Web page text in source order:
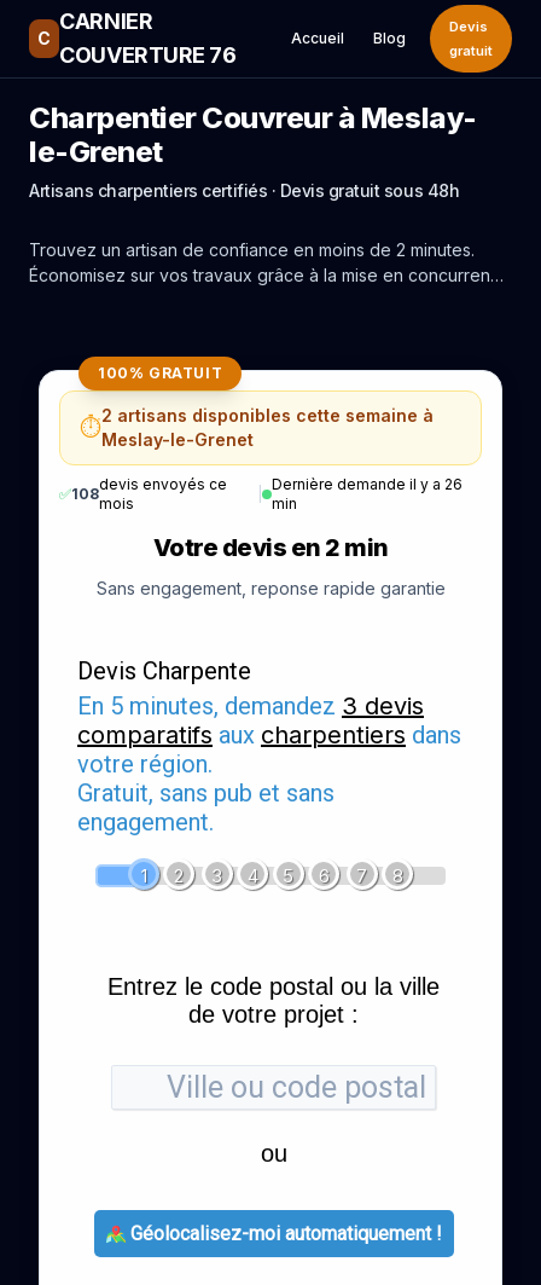
C
CARNIER
COUVERTURE 76
Accueil Blog
Devis
gratuit
Charpentier Couvreur à Meslay-
le-Grenet
Artisans charpentiers certifiés · Devis gratuit sous 48h
Trouvez un artisan de confiance en moins de 2 minutes.
Économisez sur vos travaux grâce à la mise en concurrence
100% GRATUIT
⏱️2 artisans disponibles cette semaine à
Meslay-le-Grenet
✅108
devis envoyés ce
mois
Dernière demande il y a 26
min
Votre devis en 2 min
Sans engagement, reponse rapide garantie
Devis Charpente
En 5 minutes, demandez 3 devis
comparatifs aux charpentiers dans
votre région.
Gratuit, sans pub et sans
engagement.
1 2 3 4 5 6 7 8
Entrez le code postal ou la ville
de votre projet :
ou
Géolocalisez-moi automatiquement !